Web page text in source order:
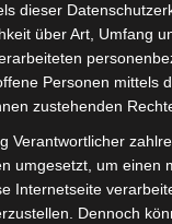
dieser
über Art, Umfang
Personen mittels
zustehenden
Verantwortlicher
umgesetzt, um einen
Internetseite
Dennoch